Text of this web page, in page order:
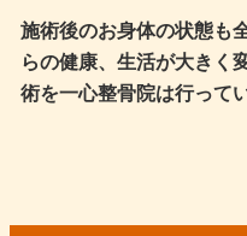
施術後のお身体の状態も
らの健康、生活が大きく
術を一心整骨院は行って